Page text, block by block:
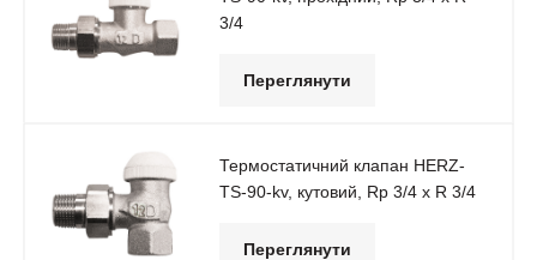
3/4
Переглянути
Термостатичний клапан HERZ-
TS-90-kv, кутовий, Rp 3/4 x R 3/4
Переглянути